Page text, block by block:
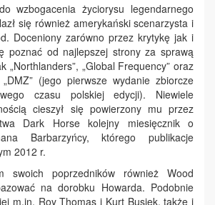
wzbogacenia życiorysu legendarnego
się również amerykański scenarzysta i
Doceniony zarówno przez krytykę jak i
poznać od najlepszej strony za sprawą
„Northlanders”, „Global Frequency” oraz
(jego pierwsze wydanie zbiorcze
czasu polskiej edycji). Niewiele
cieszył się powierzony mu przez
Dark Horse kolejny miesięcznik o
Barbarzyńcy, którego publikacje
2012 r.
swoich poprzedników również Wood
na dorobku Howarda. Podobnie
m.in. Roy Thomas i Kurt Busiek, także i